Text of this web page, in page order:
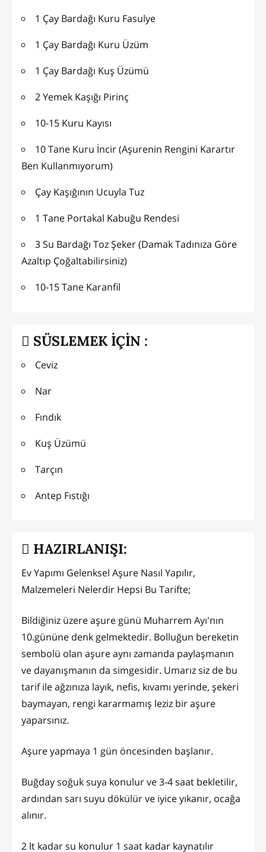
1 Çay Bardağı Kuru Fasulye
1 Çay Bardağı Kuru Üzüm
1 Çay Bardağı Kuş Üzümü
2 Yemek Kaşığı Pirinç
10-15 Kuru Kayısı
10 Tane Kuru İncir (Aşurenin Rengini Karartır
Ben Kullanmıyorum)
Çay Kaşığının Ucuyla Tuz
1 Tane Portakal Kabuğu Rendesi
3 Su Bardağı Toz Şeker (Damak Tadınıza Göre
Azaltıp Çoğaltabilirsiniz)
10-15 Tane Karanfil
SÜSLEMEK İÇİN :
Ceviz
Nar
Fındık
Kuş Üzümü
Tarçın
Antep Fıstığı
HAZIRLANIŞI:
Ev Yapımı Gelenksel Aşure Nasıl Yapılır,
Malzemeleri Nelerdir Hepsi Bu Tarifte;
Bildiğiniz üzere aşure günü Muharrem Ayı'nın
10.gününe denk gelmektedir. Bolluğun bereketin
sembolü olan aşure aynı zamanda paylaşmanın
ve dayanışmanın da simgesidir. Umarız siz de bu
tarif ile ağzınıza layık, nefis, kıvamı yerinde, şekeri
baymayan, rengi kararmamış leziz bir aşure
yaparsınız.
Aşure yapmaya 1 gün öncesinden başlanır.
Buğday soğuk suya konulur ve 3-4 saat bekletilir,
ardından sarı suyu dökülür ve iyice yıkanır, ocağa
alınır.
2 lt kadar su konulur 1 saat kadar kaynatılır